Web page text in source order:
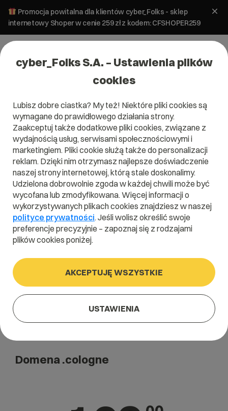
Promocja powitalna dla klientów cyber_Folks - sklep
internetowy Shoper w cenie 259 zł z kodem: CFSHOPER259
Domena .cologne
Gdzie życie płynie razem z Renem
.cologne
Szukaj
Domena .cologne
cyber_Folks S.A. – Ustawienia plików
cookies
Lubisz dobre ciastka? My też! Niektóre pliki cookies są
wymagane do prawidłowego działania strony.
Zaakceptuj także dodatkowe pliki cookies, związane z
wydajnością usług, serwisami społecznościowymi i
marketingiem. Pliki cookie służą także do personalizacji
reklam. Dzięki nim otrzymasz najlepsze doświadczenie
naszej strony internetowej, którą stale doskonalimy.
Udzielona dobrowolnie zgoda w każdej chwili może być
wycofana lub zmodyfikowana. Więcej informacji o
wykorzystywanych plikach cookies znajdziesz w naszej
polityce prywatności. Jeśli wolisz określić swoje
preferencje precyzyjnie – zapoznaj się z rodzajami
plików cookies poniżej.
AKCEPTUJĘ WSZYSTKIE
USTAWIENIA